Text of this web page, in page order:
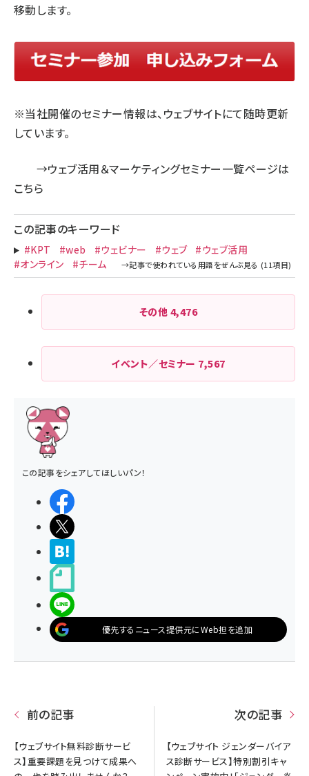
移動します。
※当社開催のセミナー情報は、ウェブサイトにて随時更新
しています。
→ウェブ活用＆マーケティングセミナー一覧ページは
こちら
この記事のキーワード
#KPT #web #ウェビナー #ウェブ
#ウェブ活用
#オンライン
#チーム
その他 4,476
イベント／セミナー 7,567
この記事をシェアしてほしいパン！
優先するニュース提供元にWeb担を追加
前の記事
【ウェブサイト無料診断サービ
ス】重要課題を見つけて成果へ
次の記事
【ウェブサイト ジェンダーバイア
ス診断サービス】特別割引キャ